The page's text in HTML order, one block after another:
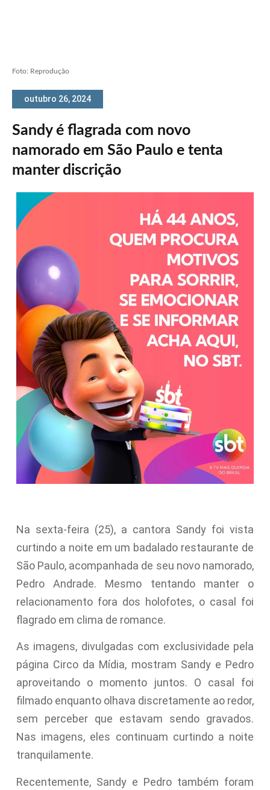
Foto: Reprodução
outubro 26, 2024
Sandy é flagrada com novo
namorado em São Paulo e tenta
manter discrição
Na sexta-feira (25), a cantora Sandy foi vista
curtindo a noite em um badalado restaurante de
São Paulo, acompanhada de seu novo namorado,
Pedro Andrade. Mesmo tentando manter o
relacionamento fora dos holofotes, o casal foi
flagrado em clima de romance.
As imagens, divulgadas com exclusividade pela
página Circo da Mídia, mostram Sandy e Pedro
aproveitando o momento juntos. O casal foi
filmado enquanto olhava discretamente ao redor,
sem perceber que estavam sendo gravados.
Nas imagens, eles continuam curtindo a noite
tranquilamente.
Recentemente, Sandy e Pedro também foram